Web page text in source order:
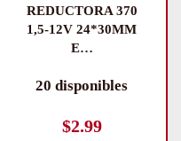
REDUCTORA 370
1,5-12V 24*30MM
E…
20 disponibles
$2.99